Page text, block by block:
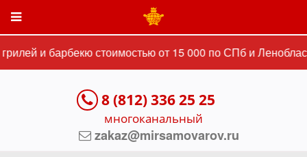
и барбекю стоимостью от 15 000 по СПб и
8 (812) 336 25 25
многоканальный
zakaz@mirsamovarov.ru